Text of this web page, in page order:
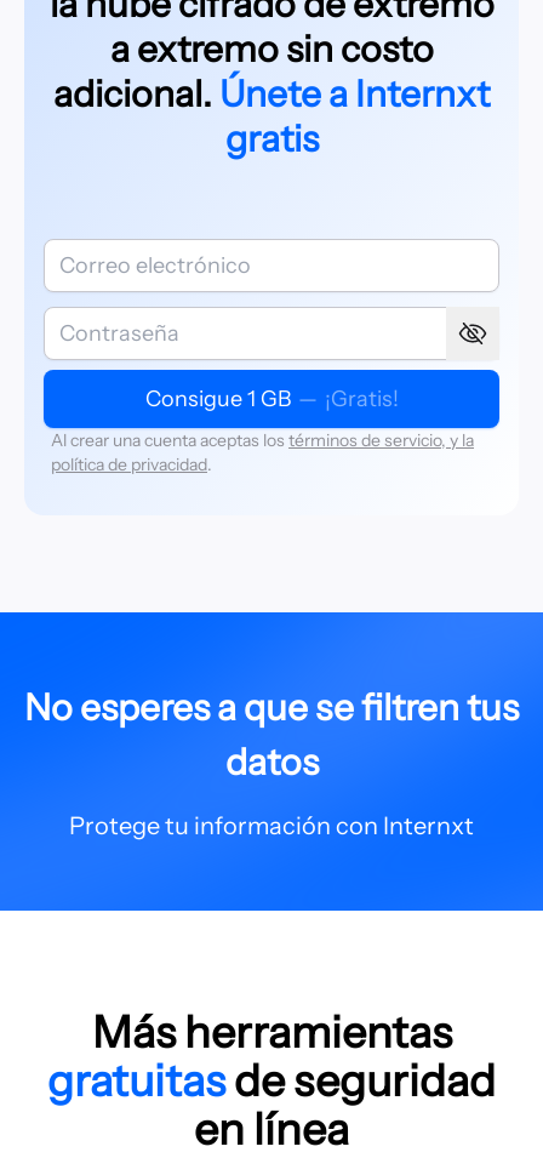
a extremo sin costo
adicional. Únete a Internxt
gratis
Consigue 1 GB — ¡Gratis!
Al crear una cuenta aceptas los términos de servicio, y la
política de privacidad.
No esperes a que se filtren tus
datos
Protege tu información con Internxt
Más herramientas
gratuitasde seguridad
en línea